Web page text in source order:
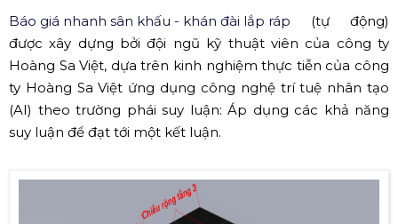
Báo giá nhanh sân khấu - khán đài lắp ráp (tự động)
được xây dựng bởi đội ngũ kỹ thuật viên của công ty
Hoàng Sa Việt, dựa trên kinh nghiệm thực tiễn của công
ty Hoàng Sa Việt ứng dụng công nghệ trí tuệ nhân tạo
(AI) theo trường phái suy luận: Áp dụng các khả năng
suy luận để đạt tới một kết luận.